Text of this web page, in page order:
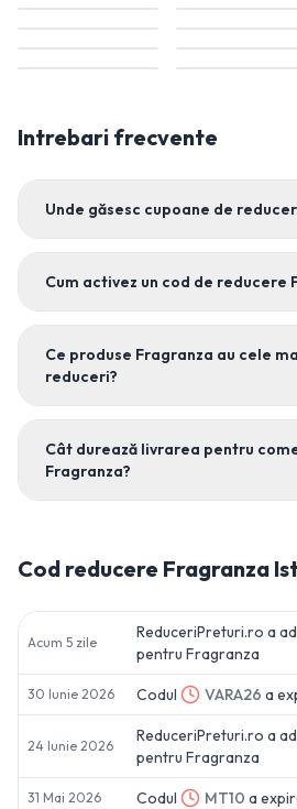
Intrebari frecvente
Unde găsesc cupoane de
Cum activez un cod de reducere
Ce produse Fragranza au cele
reduceri?
Cât durează livrarea pentru
Fragranza?
Cod reducere Fragranza
Acum 5 zile
ReduceriPreturi.ro a
pentru Fragranza
30 Iunie 2026 Codul VARA26 a
24 Iunie 2026
ReduceriPreturi.ro a
pentru Fragranza
31 Mai 2026 Codul MT10 a